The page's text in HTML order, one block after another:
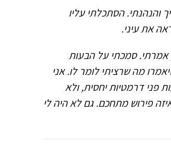
והנהנתי. הסתכלתי עליו
את עיני.
אמרתי. סמכתי על הבעות
מה שרציתי לומר לו. אני
פני דרמטיות יחסית, ולא
פירוש מתחכם. גם לא היה לי